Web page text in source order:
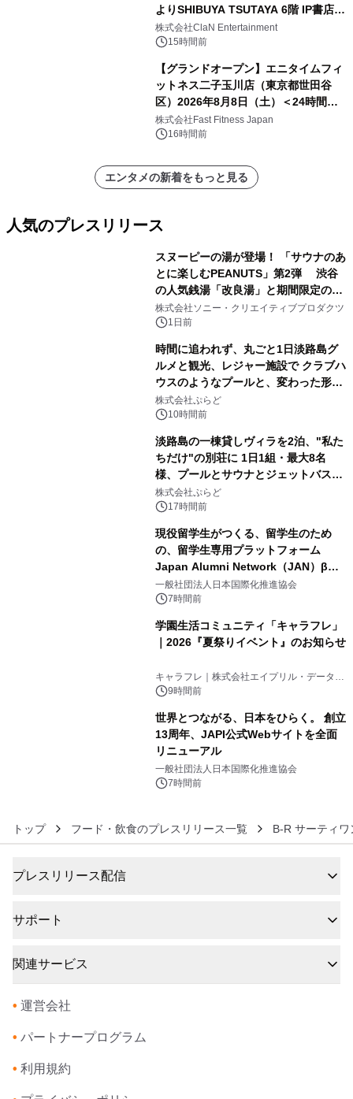
よりSHIBUYA TSUTAYA 6階 IP書店で
開催決定！！
株式会社ClaN Entertainment
15時間前
【グランドオープン】エニタイムフィ
ットネス二子玉川店（東京都世田谷
区）2026年8月8日（土）＜24時間年
中無休のフィットネスジム＞
株式会社Fast Fitness Japan
16時間前
エンタメの新着をもっと見る
人気のプレスリリース
スヌーピーの湯が登場！ 「サウナのあ
とに楽しむPEANUTS」第2弾 渋谷
の人気銭湯「改良湯」と期間限定のコ
ラボレーション サウナイキタイコラ
ボグッズも発売決定！
株式会社ソニー・クリエイティブプロダクツ
1日前
時間に追われず、丸ごと1日淡路島グ
ルメと観光、レジャー施設で クラブハ
ウスのようなプールと、変わった形の
サウナも 「THE BOXY AWAJI」のお
得な素泊まり連泊プランで
株式会社ぷらど
10時間前
淡路島の一棟貸しヴィラを2泊、"私た
ちだけ"の別荘に 1日1組・最大8名
様、プールとサウナとジェットバス付
きで Villa Mon Temps AWAJIの連泊
素泊りプラン
株式会社ぷらど
17時間前
現役留学生がつくる、留学生のため
の、留学生専用プラットフォーム
Japan Alumni Network（JAN）β版
をリリース
一般社団法人日本国際化推進協会
7時間前
学園生活コミュニティ「キャラフレ」
｜2026『夏祭りイベント』のお知らせ
キャラフレ｜株式会社エイプリル・データ・
デザインズ
9時間前
世界とつながる、日本をひらく。 創立
13周年、JAPI公式Webサイトを全面
リニューアル
一般社団法人日本国際化推進協会
7時間前
トップ フード・飲食のプレスリリース一覧 B-R サーティ
プレスリリース配信
サポート
関連サービス
• 運営会社
• パートナープログラム
• 利用規約